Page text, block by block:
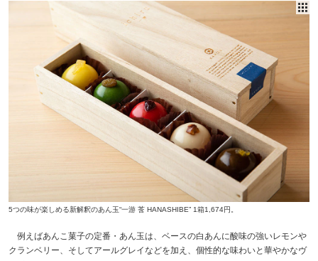
5つの味が楽しめる新解釈のあん玉“一游 莟 HANASHIBE” 1箱1,674円。
例えばあんこ菓子の定番・あん玉は、ベースの白あんに酸味の強いレモンや
クランベリー、そしてアールグレイなどを加え、個性的な味わいと華やかなヴ